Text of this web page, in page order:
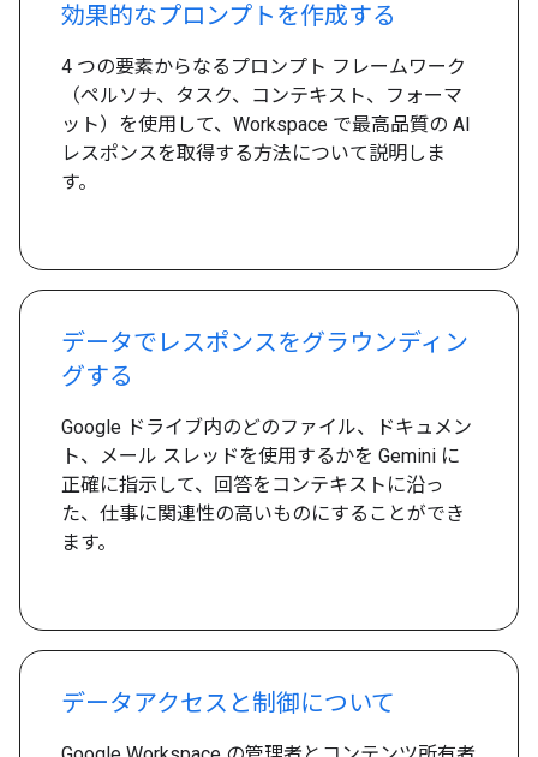
効果的なプロンプトを作成する
4 つの要素からなるプロンプト フレームワーク
（ペルソナ、タスク、コンテキスト、フォーマ
ット）を使用して、Workspace で最高品質の AI
レスポンスを取得する方法について説明しま
す。
データでレスポンスをグラウンディン
グする
Google ドライブ内のどのファイル、ドキュメン
ト、メール スレッドを使用するかを Gemini に
正確に指示して、回答をコンテキストに沿っ
た、仕事に関連性の高いものにすることができ
ます。
データアクセスと制御について